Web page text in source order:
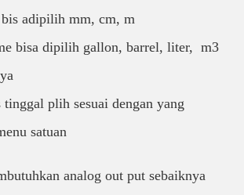
bis adipilih mm, cm, m
bisa dipilih gallon, barrel, liter, m3
tinggal plih sesuai dengan yang
satuan
analog out put sebaiknya